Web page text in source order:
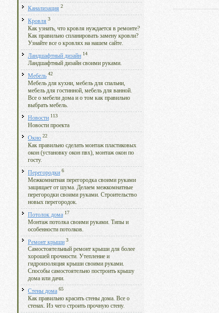
Канализация 2
Кровля 3
Как узнать, что кровля нуждается в ремонте?
Как правильно спланировать замену кровли?
Узнайте все о кровлях на нашем сайте.
Ландшафтный дизайн 14
Ландшафтный дизайн своими руками.
Мебель 42
Мебель для кухни, мебель для спальни,
мебель для гостинной, мебель для ванной.
Все о мебели дома и о том как правильно
выбрать мебель.
Новости 113
Новости проекта
Окно 22
Как правильно сделать монтаж пластиковых
окон (установку окон пвх), монтаж окон по
госту.
Перегородки 6
Межкомнатная перегородка своими руками
защищает от шума. Делаем межкомнатные
перегородки своими руками. Строительство
новых перегородок.
Потолок дома 17
Монтаж потолка своими руками. Типы и
особенности потолков.
Ремонт крыши 3
Самостоятельный ремонт крыши для более
хорошей прочности. Утепление и
гидроизоляция крыши своими руками.
Способы самостоятельно построить крышу
дома или дачи.
Стены дома 65
Как правильно красить стены дома. Все о
стенах. Из чего строить прочную стену.